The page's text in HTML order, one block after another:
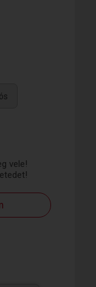
vele!